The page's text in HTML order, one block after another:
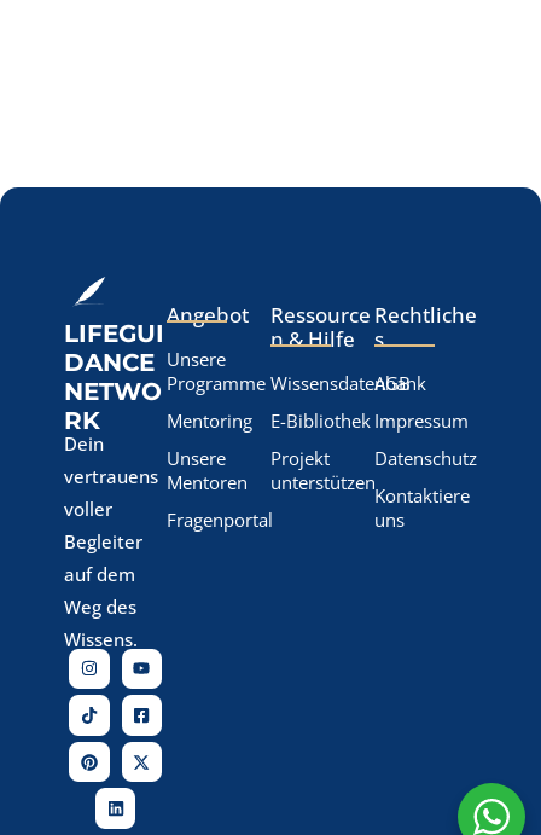
LIFEGUI
DANCE
NETWO
RK
Dein
vertrauens
voller
Begleiter
auf dem
Weg des
Wissens.
Angebot
Unsere
Programme
Mentoring
Unsere
Mentoren
Fragenportal
Ressource
n & Hilfe
Wissensdatenbank
E-Bibliothek
Projekt
unterstützen
Rechtliche
s
AGB
Impressum
Datenschutz
Kontaktiere
uns